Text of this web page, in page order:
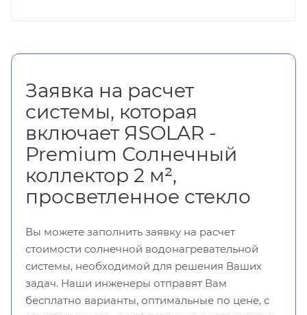
Заявка на расчет
системы, которая
включает ЯSOLAR -
Premium Солнечный
коллектор 2 м²,
просветленное стекло
Вы можете заполнить заявку на расчет
стоимости солнечной водонагревательной
системы, необходимой для решения Ваших
задач. Наши инженеры отправят Вам
бесплатно варианты, оптимальные по цене, с